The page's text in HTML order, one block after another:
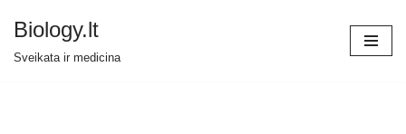
Biology.lt
Sveikata ir medicina